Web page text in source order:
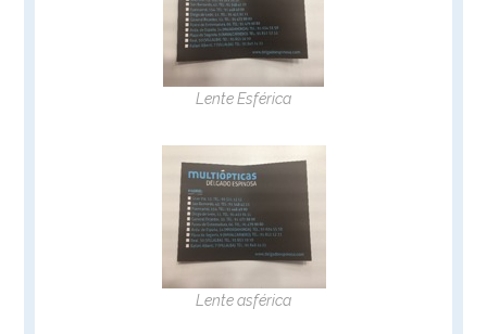
Lente Esférica
Lente asférica